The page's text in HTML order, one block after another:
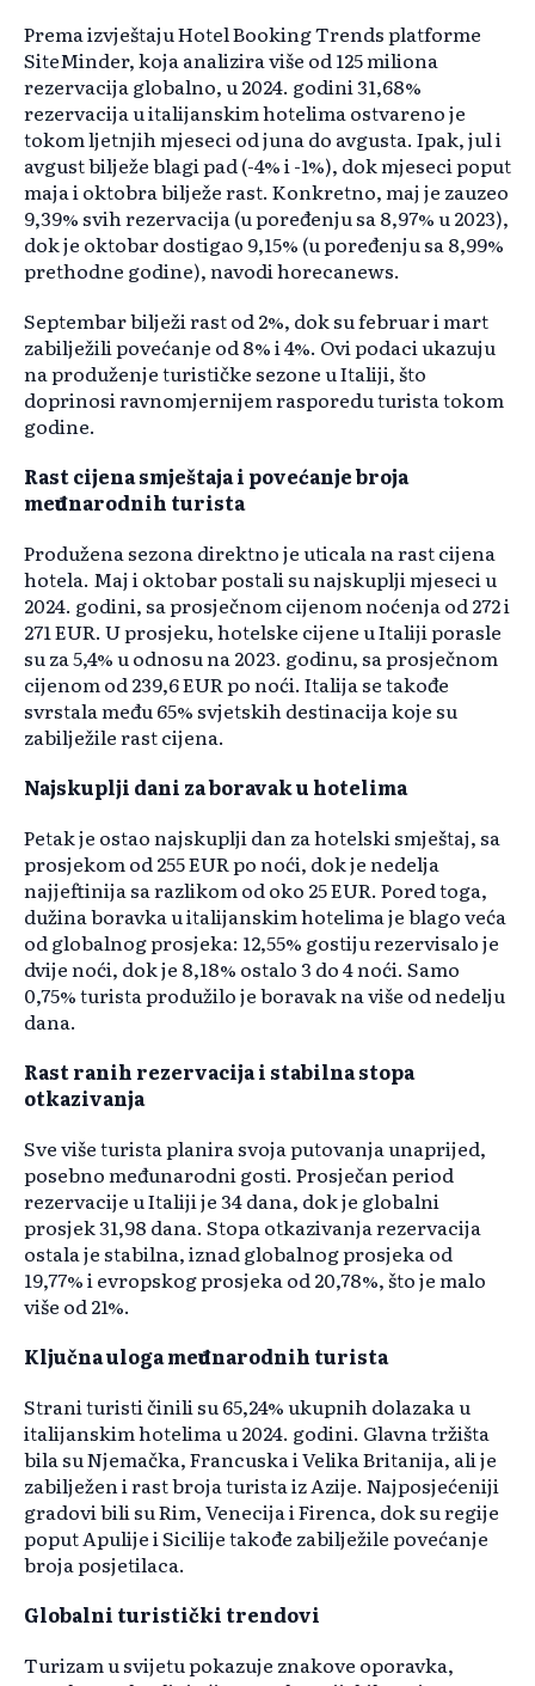
Prema izvještaju Hotel Booking Trends platforme
SiteMinder, koja analizira više od 125 miliona
rezervacija globalno, u 2024. godini 31,68%
rezervacija u italijanskim hotelima ostvareno je
tokom ljetnjih mjeseci od juna do avgusta. Ipak, jul i
avgust bilježe blagi pad (-4% i -1%), dok mjeseci poput
maja i oktobra bilježe rast. Konkretno, maj je zauzeo
9,39% svih rezervacija (u poređenju sa 8,97% u 2023),
dok je oktobar dostigao 9,15% (u poređenju sa 8,99%
prethodne godine), navodi horecanews.
Septembar bilježi rast od 2%, dok su februar i mart
zabilježili povećanje od 8% i 4%. Ovi podaci ukazuju
na produženje turističke sezone u Italiji, što
doprinosi ravnomjernijem rasporedu turista tokom
godine.
Rast cijena smještaja i povećanje broja
međunarodnih turista
Produžena sezona direktno je uticala na rast cijena
hotela. Maj i oktobar postali su najskuplji mjeseci u
2024. godini, sa prosječnom cijenom noćenja od 272 i
271 EUR. U prosjeku, hotelske cijene u Italiji porasle
su za 5,4% u odnosu na 2023. godinu, sa prosječnom
cijenom od 239,6 EUR po noći. Italija se takođe
svrstala među 65% svjetskih destinacija koje su
zabilježile rast cijena.
Najskuplji dani za boravak u hotelima
Petak je ostao najskuplji dan za hotelski smještaj, sa
prosjekom od 255 EUR po noći, dok je nedelja
najjeftinija sa razlikom od oko 25 EUR. Pored toga,
dužina boravka u italijanskim hotelima je blago veća
od globalnog prosjeka: 12,55% gostiju rezervisalo je
dvije noći, dok je 8,18% ostalo 3 do 4 noći. Samo
0,75% turista produžilo je boravak na više od nedelju
dana.
Rast ranih rezervacija i stabilna stopa
otkazivanja
Sve više turista planira svoja putovanja unaprijed,
posebno međunarodni gosti. Prosječan period
rezervacije u Italiji je 34 dana, dok je globalni
prosjek 31,98 dana. Stopa otkazivanja rezervacija
ostala je stabilna, iznad globalnog prosjeka od
19,77% i evropskog prosjeka od 20,78%, što je malo
više od 21%.
Ključna uloga međunarodnih turista
Strani turisti činili su 65,24% ukupnih dolazaka u
italijanskim hotelima u 2024. godini. Glavna tržišta
bila su Njemačka, Francuska i Velika Britanija, ali je
zabilježen i rast broja turista iz Azije. Najposjećeniji
gradovi bili su Rim, Venecija i Firenca, dok su regije
poput Apulije i Sicilije takođe zabilježile povećanje
broja posjetilaca.
Globalni turistički trendovi
Turizam u svijetu pokazuje znakove oporavka,